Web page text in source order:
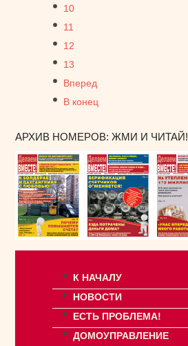
10
11
12
13
Вперед
В конец
АРХИВ НОМЕРОВ: ЖМИ И ЧИТАЙ!
К НАЧАЛУ
НОВОСТИ
ЕСТЬ ПРОБЛЕМА!
ДОМОУПРАВЛЕНИЕ